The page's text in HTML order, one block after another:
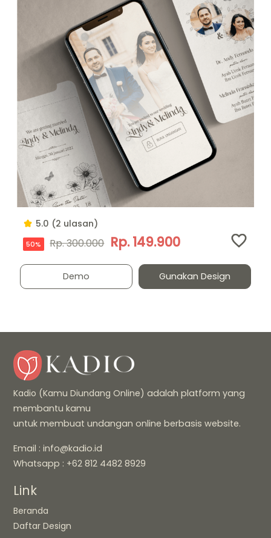
5.0 (2 ulasan)
50% Rp. 300.000 Rp. 149.900
Demo Gunakan Design
Kadio (Kamu Diundang Online) adalah platform yang
membantu kamu
untuk membuat undangan online berbasis website.
Email : info@kadio.id
Whatsapp : +62 812 4482 8929
Link
Beranda
Daftar Design